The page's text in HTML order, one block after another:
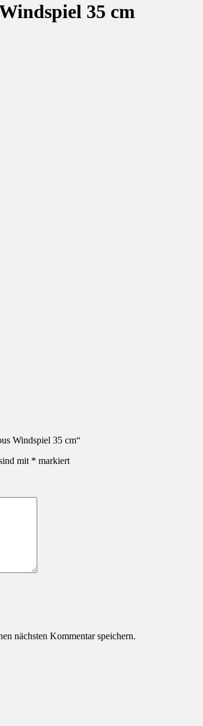
35 cm
Windspiel 35 cm“
mit * markiert
nächsten Kommentar speichern.